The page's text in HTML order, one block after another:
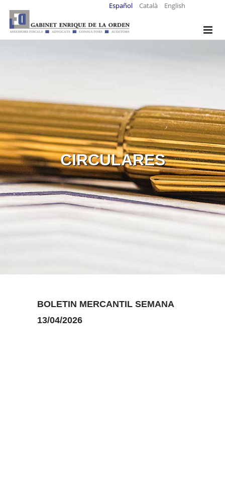
Español Català English
CIRCULARES
BOLETIN MERCANTIL SEMANA
13/04/2026